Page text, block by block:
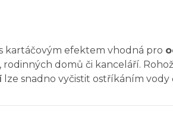
kartáčovým efektem vhodná pro
domů či kanceláří.
lze snadno vyčistit ostříkáním vody